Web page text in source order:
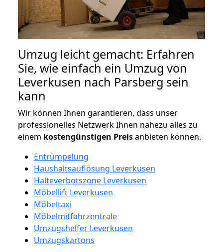
Umzug leicht gemacht: Erfahren
Sie, wie einfach ein Umzug von
Leverkusen nach Parsberg sein
kann
Wir können Ihnen garantieren, dass unser
professionelles Netzwerk Ihnen nahezu alles zu
einem kostengünstigen Preisanbieten können.
Entrümpelung
Haushaltsauflösung Leverkusen
Halteverbotszone Leverkusen
Möbellift Leverkusen
Möbeltaxi
Möbelmitfahrzentrale
Umzugshelfer Leverkusen
Umzugskartons